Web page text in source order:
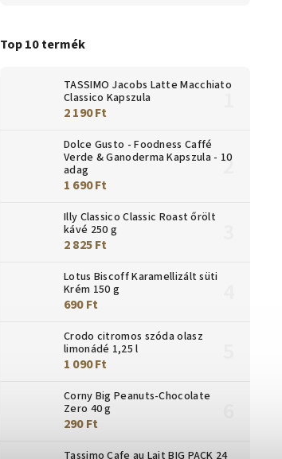
Top 10 termék
TASSIMO Jacobs Latte Macchiato
Classico Kapszula
2 190 Ft
Dolce Gusto - Foodness Caffé
Verde & Ganoderma Kapszula - 10
adag
1 690 Ft
Illy Classico Classic Roast őrölt
kávé 250 g
2 825 Ft
Lotus Biscoff Karamellizált süti
Krém 150 g
690 Ft
Crodo citromos szóda olasz
limonádé 1,25 l
1 090 Ft
Corny Big Peanuts-Chocolate
Zero 40 g
290 Ft